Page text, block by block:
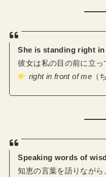
She is standing right
彼女は私の目の前に立っ
right in front of me （
Speaking words of
知恵の言葉を語りながら